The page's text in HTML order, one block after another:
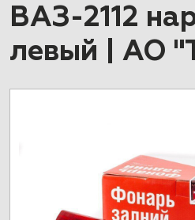
ВАЗ-2112
левый | АО